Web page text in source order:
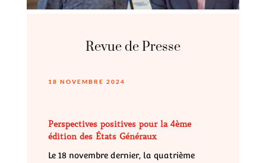
Revue de Presse
18 NOVEMBRE 2024
Perspectives positives pour la 4ème
édition des États Généraux
Le 18 novembre dernier, la quatrième